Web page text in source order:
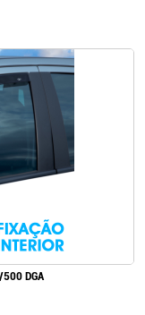
500 DGA